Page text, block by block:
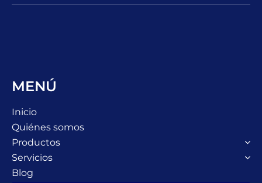
MENÚ
Inicio
Quiénes somos
Productos
Servicios
Blog